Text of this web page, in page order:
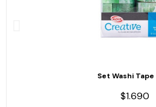
Set Washi Tape
$1.690